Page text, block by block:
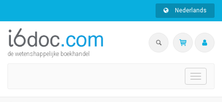
Nederlands
de wetenshappelijke boekhandel
Toggle